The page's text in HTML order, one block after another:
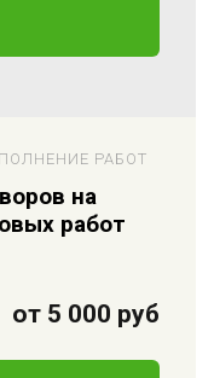
РАБОТ
на
работ
от 5 000 руб